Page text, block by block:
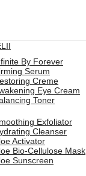
By Forever
Serum
Creme
Eye Cream
Toner
Exfoliator
Cleanser
Activator
Bio-Cellulose Mask
Sunscreen